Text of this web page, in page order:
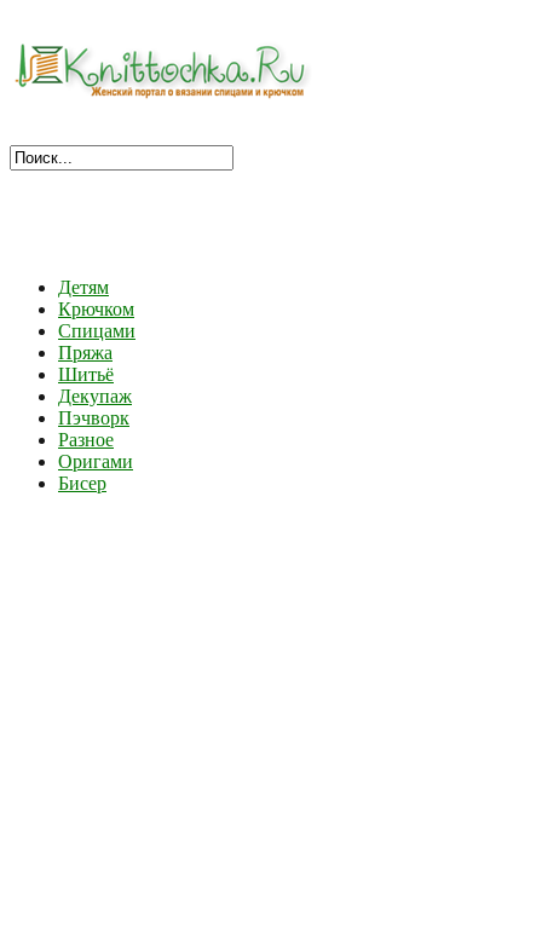
Детям
Крючком
Спицами
Пряжа
Шитьё
Декупаж
Пэчворк
Разное
Оригами
Бисер